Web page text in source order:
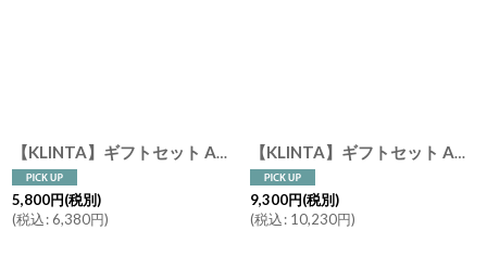
【KLINTA】ギフトセット AROMATERAPI The Weeks コレクション 7pcs キャンドル クリンタ/ろうそく/フレグランスキャンドル/マッサージ/セット
5,800円(税別)
(税込:6,380円)
【KLINTA】ギフトセット AROMATERAPI The Year's コレクション 12pcs 各16ml キャンドル クリンタ/ろうそく/フレグランスキャンドル/マッサージ/セット
9,300円(税別)
(税込: 10,230円)